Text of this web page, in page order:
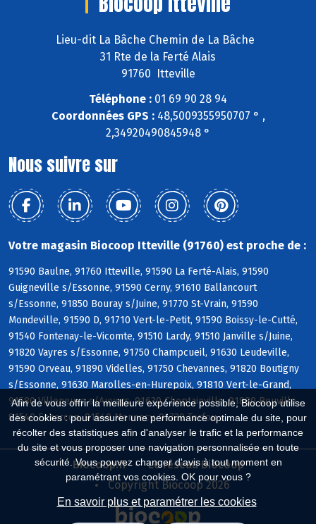
Afin de vous offrir la meilleure expérience possible, Biocoop utilise
des cookies : pour assurer une performance optimale du site, pour
récolter des statistiques afin d'analyser le trafic et la performance
du site et vous proposer une navigation personnalisée en toute
sécurité. Vous pouvez changer d'avis à tout moment en
paramétrant vos cookies. OK pour vous ?
En savoir plus et paramétrer les cookies
Lieu-dit La Bâche Chemin de La Bâche
31 Rte de la Ferté Alais
91760 Itteville
Téléphone : 01 69 90 28 94
Coordonnées GPS :48,5009355950707 ° ,
2,34920490845948 °
Nous suivre sur
Votre magasin Biocoop Itteville (91760) est proche de :
91590 Baulne, 91760 Itteville, 91590 La Ferté-Alais, 91590
Guigneville s/Essonne, 91590 Cerny, 91610 Ballancourt
s/Essonne, 91850 Bouray s/Juine, 91770 St-Vrain, 91590
Mondeville, 91590 D, 91710 Vert-le-Petit, 91590 Boissy-le-Cutté,
91540 Fontenay-le-Vicomte, 91510 Lardy, 91510 Janville s/Juine,
91820 Vayres s/Essonne, 91750 Champcueil, 91630 Leudeville,
91590 Orveau, 91890 Videlles, 91750 Chevannes, 91820 Boutigny
s/Essonne, 91630 Marolles-en-Hurepoix, 91810 Vert-le-Grand,
91580 Villeneuve s/Auvers, 91630 Cheptainville, 91880 Bouville,
91540 Echarcon, 91540 Mennecy, 91730 Torfou
Biocoop.fr
Le réseau Biocoop
Copyright Biocoop 2026